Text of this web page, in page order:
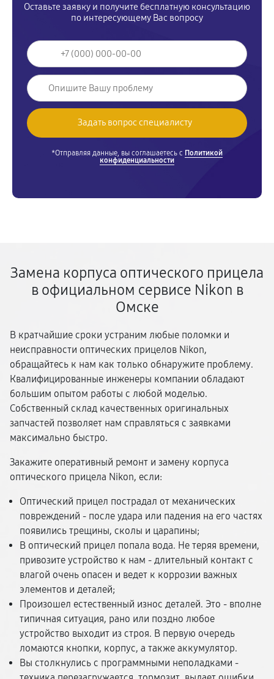
Оставьте заявку и получите бесплатную консультацию
по интересующему Вас вопросу
*Отправляя данные, вы соглашаетесь с Политикой
конфиденциальности
Замена корпуса оптического прицела
в официальном сервисе Nikon в
Омске
В кратчайшие сроки устраним любые поломки и
неисправности оптических прицелов Nikon,
обращайтесь к нам как только обнаружите проблему.
Квалифицированные инженеры компании обладают
большим опытом работы с любой моделью.
Собственный склад качественных оригинальных
запчастей позволяет нам справляться с заявками
максимально быстро.
Закажите оперативный ремонт и замену корпуса
оптического прицела Nikon, если:
Оптический прицел пострадал от механических
повреждений - после удара или падения на его частях
появились трещины, сколы и царапины;
В оптический прицел попала вода. Не теряя времени,
привозите устройство к нам - длительный контакт с
влагой очень опасен и ведет к коррозии важных
элементов и деталей;
Произошел естественный износ деталей. Это - вполне
типичная ситуация, рано или поздно любое
устройство выходит из строя. В первую очередь
ломаются кнопки, корпус, а также аккумулятор.
Вы столкнулись с программными неполадками -